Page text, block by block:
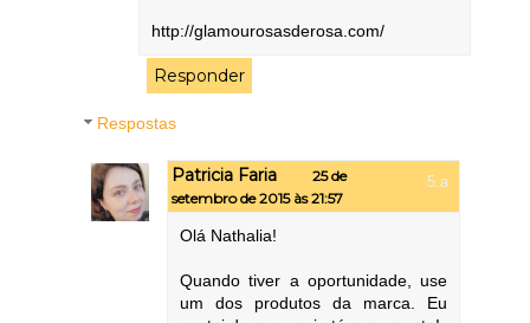
http://glamourosasderosa.com/
Responder
Respostas
Patricia Faria
25 de
setembro de 2015 às 21:57
Olá Nathalia!
Quando tiver a oportunidade, use
um dos produtos da marca. Eu